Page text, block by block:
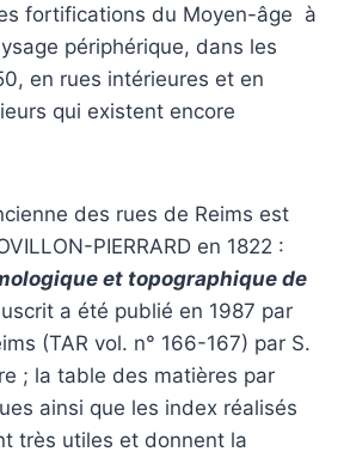
fortifications du Moyen-âge à
périphérique, dans les
en rues intérieures et en
qui existent encore
des rues de Reims est
PIERRARD en 1822 :
et topographique de
a été publié en 1987 par
(TAR vol. n° 166-167) par S.
; la table des matières par
ainsi que les index réalisés
très utiles et donnent la